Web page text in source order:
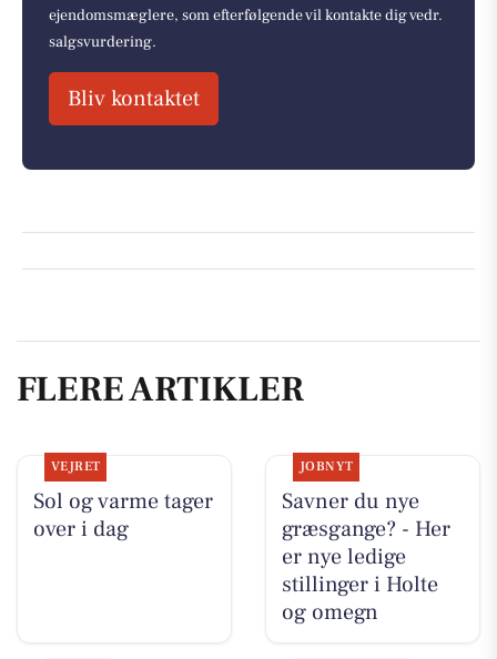
ejendomsmæglere, som efterfølgende vil kontakte dig vedr.
salgsvurdering.
Bliv kontaktet
FLERE ARTIKLER
VEJRET
Sol og varme tager
over i dag
JOBNYT
Savner du nye
græsgange? - Her
er nye ledige
stillinger i Holte
og omegn